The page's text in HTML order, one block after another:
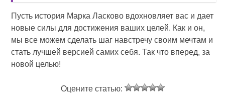
Пусть история Марка Ласково вдохновляет вас и дает
новые силы для достижения ваших целей. Как и он,
мы все можем сделать шаг навстречу своим мечтам и
стать лучшей версией самих себя. Так что вперед, за
новой целью!
Оцените статью: